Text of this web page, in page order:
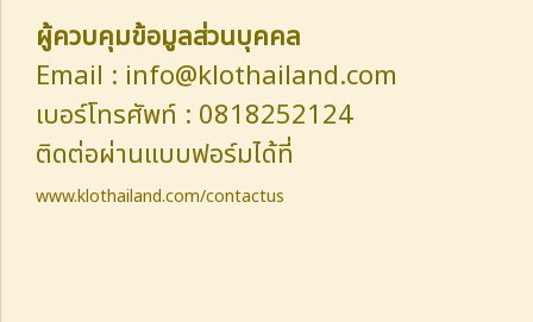
ผู้ควบคุมข้อมูลส่วนบุคคล
Email : info@klothailand.com
เบอร์โทรศัพท์ : 0818252124
ติดต่อผ่านแบบฟอร์มได้ที่
www.klothailand.com/contactus